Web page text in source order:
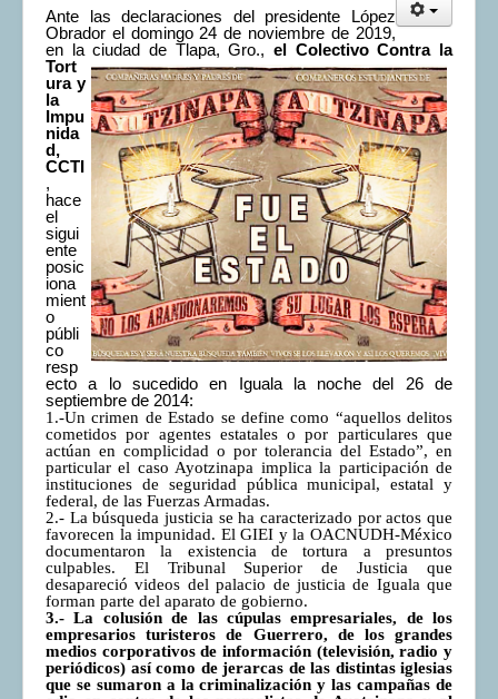
Análisis
Multimedia
Archivos
Contacto
Afirmación
COMUNERA 67 EN PDF numero de presentación de la
voz de la Casa de los pueblos
Ante las declaraciones del presidente López
Obrador el domingo 24 de noviembre de 2019,
en la ciudad de Tlapa, Gro., el Colectivo Contra la
Tort
ura y
la
Impu
nida
d,
CCTI
,
hace
el
sigui
ente
posic
iona
mient
o
públi
co
resp
ecto a lo sucedido en Iguala la noche del 26 de
septiembre de 2014:
1.-Un crimen de Estado se define como “aquellos delitos
cometidos por agentes estatales o por particulares que
actúan en complicidad o por tolerancia del Estado”, en
particular el caso Ayotzinapa implica la participación de
instituciones de seguridad pública municipal, estatal y
federal, de las Fuerzas Armadas.
2.- La búsqueda justicia se ha caracterizado por actos que
favorecen la impunidad. El GIEI y la OACNUDH-México
documentaron la existencia de tortura a presuntos
culpables. El Tribunal Superior de Justicia que
desapareció videos del palacio de justicia de Iguala que
forman parte del aparato de gobierno.
3.- La colusión de las cúpulas empresariales, de los
empresarios turisteros de Guerrero, de los grandes
medios corporativos de información (televisión, radio y
periódicos) así como de jerarcas de las distintas iglesias
que se sumaron a la criminalización y las campañas de